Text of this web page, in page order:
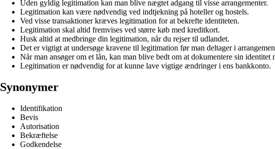
Uden gyldig legitimation kan man blive nægtet adgang til visse arrangementer.
Legitimation kan være nødvendig ved indtjekning på hoteller og hostels.
Ved visse transaktioner kræves legitimation for at bekrefte identiteten.
Legitimation skal altid fremvises ved større køb med kreditkort.
Husk altid at medbringe din legitimation, når du rejser til udlandet.
Det er vigtigt at undersøge kravene til legitimation før man deltager i
Når man ansøger om et lån, kan man blive bedt om at dokumentere sin identitet
Legitimation er nødvendig for at kunne lave vigtige ændringer i ens bankkonto.
Synonymer
Identifikation
Bevis
Autorisation
Bekræftelse
Godkendelse